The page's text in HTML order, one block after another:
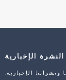
النشرة الإخبارية
الإخبارية.